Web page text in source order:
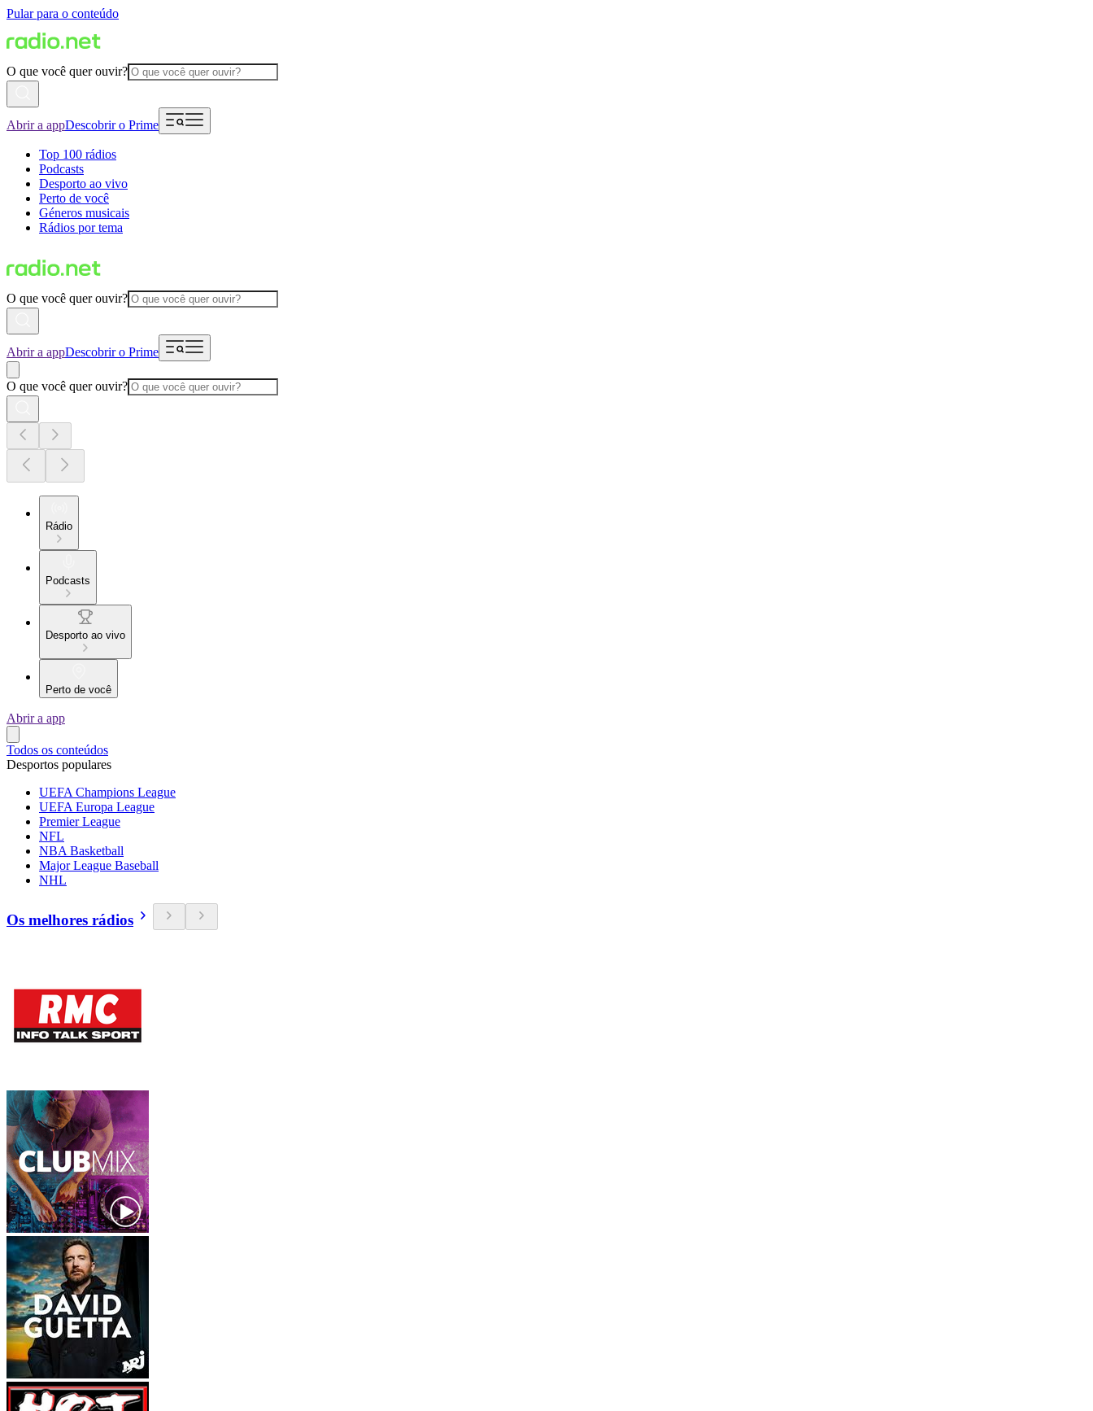
Pular para o conteúdo
O que você quer ouvir?
Abrir a appDescobrir o Prime
Top 100 rádios
Podcasts
Desporto ao vivo
Perto de você
Géneros musicais
Rádios por tema
O que você quer ouvir?
Abrir a appDescobrir o Prime
O que você quer ouvir?
Rádio
Podcasts
Desporto ao vivo
Perto de você
Abrir a app
Todos os conteúdos
Desportos populares
UEFA Champions League
UEFA Europa League
Premier League
NFL
NBA Basketball
Major League Baseball
NHL
Os melhores rádios